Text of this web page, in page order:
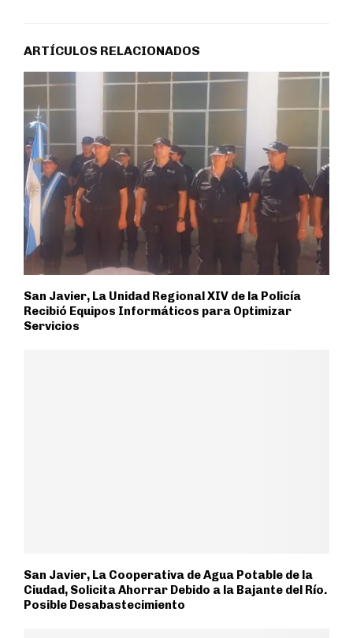
ARTÍCULOS RELACIONADOS
San Javier, La Unidad Regional XIV de la Policía
Recibió Equipos Informáticos para Optimizar
Servicios
San Javier, La Cooperativa de Agua Potable de la
Ciudad, Solicita Ahorrar Debido a la Bajante del Río.
Posible Desabastecimiento